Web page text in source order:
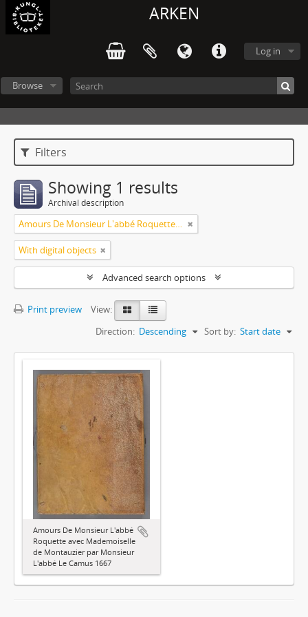
ARKEN
Log in
Browse
Filters
Showing 1 results
Archival description
Amours De Monsieur L'abbé Roquette avec Mademoiselle de Montauzier par Monsieur L'abbé Le Camus 1667
With digital objects
Advanced search options
Print preview
View:
Sort by: Start date
Direction: Descending
Amours De Monsieur L'abbé
Roquette avec Mademoiselle
de Montauzier par Monsieur
L'abbé Le Camus 1667